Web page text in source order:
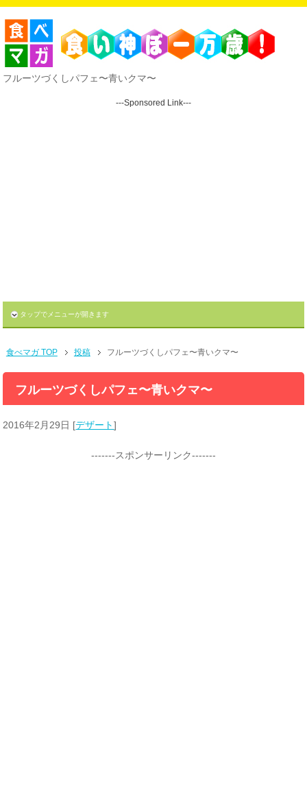
フルーツづくしパフェ〜青いクマ〜
---Sponsored Link---
タップでメニューが開きます
食べマガ TOP 投稿 フルーツづくしパフェ〜青いクマ〜
フルーツづくしパフェ〜青いクマ〜
2016年2月29日 [デザート]
-------スポンサーリンク-------